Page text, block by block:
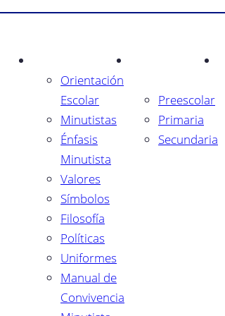
Inicio
Orientación
Escolar
Minutistas
Énfasis
Minutista
Valores
Símbolos
Filosofía
Políticas
Uniformes
Manual de
Convivencia
Preescolar
Primaria
Secundaria